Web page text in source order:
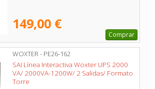
149,00 €
Comprar
WOXTER - PE26-162
SAI Línea Interactiva Woxter UPS 2000
VA/ 2000VA-1200W/ 2 Salidas/ Formato
Torre